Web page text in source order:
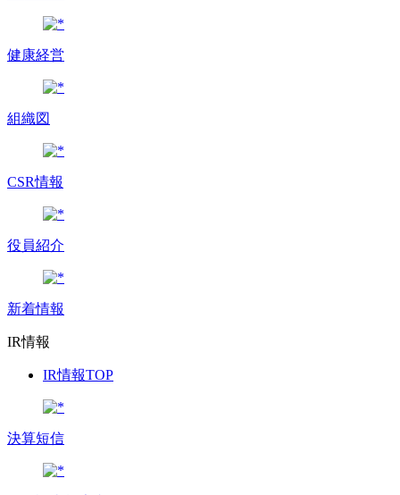
健康経営
組織図
CSR情報
役員紹介
新着情報
IR情報
IR情報TOP
決算短信